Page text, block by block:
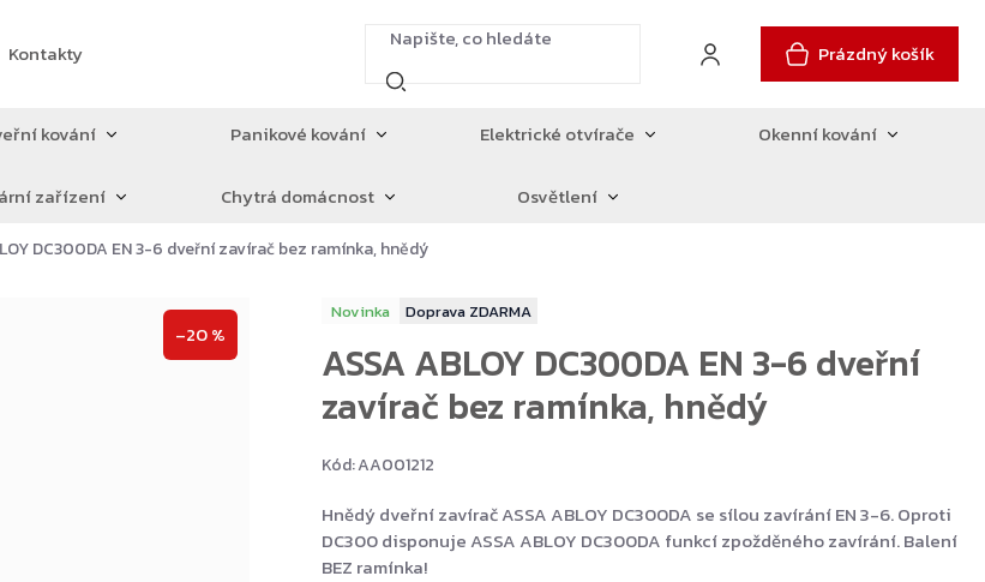
Kontakty Prázdný košík
kování Panikové kování Elektrické otvírače
Okenní kování
zařízení Chytrá domácnost Osvětlení
DC300DA EN 3-6 dveřní zavírač bez ramínka, hnědý
Novinka ZDARMA
ASSA ABLOY DC300DA EN 3-6 dveřní
zavírač bez ramínka, hnědý
Kód:AA001212
–20 %
Hnědý dveřní zavírač ASSA ABLOY DC300DA se sílou zavírání EN 3-6. Oproti
DC300 disponuje ASSA ABLOY DC300DA funkcí zpožděného zavírání. Balení
BEZ ramínka!